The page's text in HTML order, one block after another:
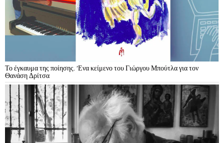
Το έγκαυμα της ποίησης. ‘Ενα κείμενο του Γιώργου Μπούτλα για τον
Θανάση Δρίτσα